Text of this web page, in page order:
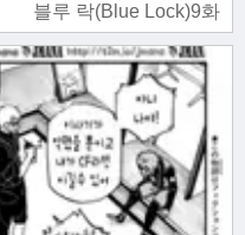
블루 락(Blue Lock)9화